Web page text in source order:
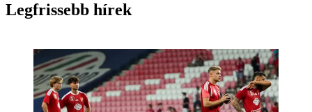
Legfrissebb hírek